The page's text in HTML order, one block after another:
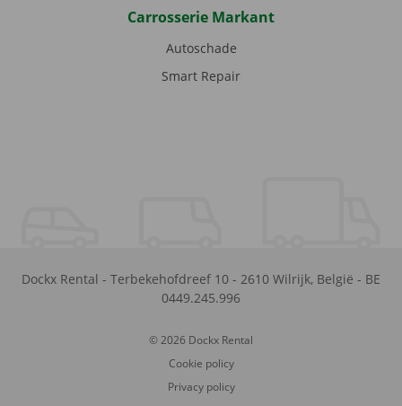
Carrosserie Markant
Autoschade
Smart Repair
Dockx Rental - Terbekehofdreef 10 - 2610 Wilrijk, België - BE
0449.245.996
© 2026 Dockx Rental
Cookie policy
Privacy policy